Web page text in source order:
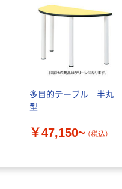
多目的テーブル 半丸
型
￥47,150~ （税込）